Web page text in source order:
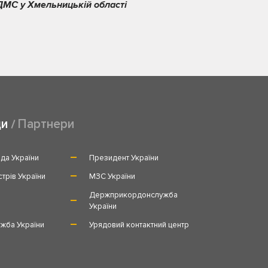
у Хмельницькій області
Партнери
України
Президент України
України
МЗС України
Держприкордонслужба
України
України
Урядовий контактний центр